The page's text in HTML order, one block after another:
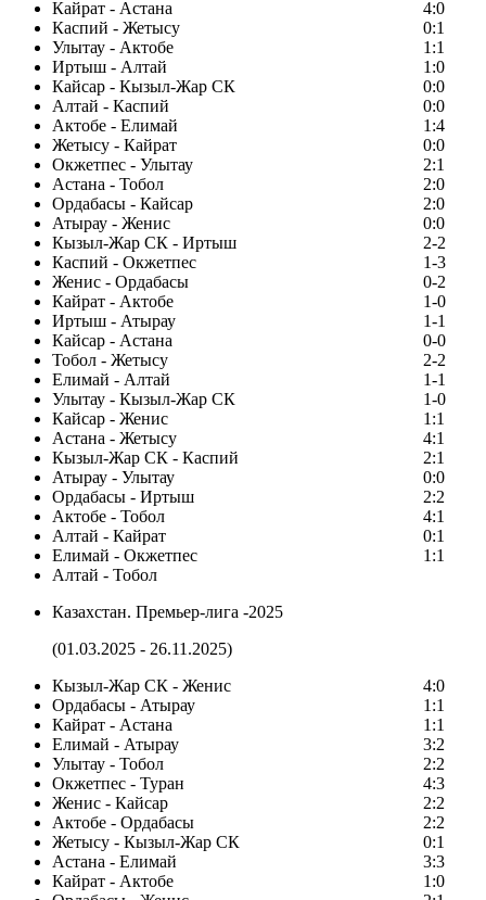
Кайрат - Астана
4:0
Каспий - Жетысу
0:1
Улытау - Актобе
1:1
Иртыш - Алтай
1:0
Кайсар - Кызыл-Жар СК
0:0
Алтай - Каспий
0:0
Актобе - Елимай
1:4
Жетысу - Кайрат
0:0
Окжетпес - Улытау
2:1
Астана - Тобол
2:0
Ордабасы - Кайсар
2:0
Атырау - Женис
0:0
Кызыл-Жар СК - Иртыш
2-2
Каспий - Окжетпес
1-3
Женис - Ордабасы
0-2
Кайрат - Актобе
1-0
Иртыш - Атырау
1-1
Кайсар - Астана
0-0
Тобол - Жетысу
2-2
Елимай - Алтай
1-1
Улытау - Кызыл-Жар СК
1-0
Кайсар - Женис
1:1
Астана - Жетысу
4:1
Кызыл-Жар СК - Каспий
2:1
Атырау - Улытау
0:0
Ордабасы - Иртыш
2:2
Актобе - Тобол
4:1
Алтай - Кайрат
0:1
Елимай - Окжетпес
1:1
Алтай - Тобол
Казахстан. Премьер-лига -2025
(01.03.2025 - 26.11.2025)
Кызыл-Жар СК - Женис
4:0
Ордабасы - Атырау
1:1
Кайрат - Астана
1:1
Елимай - Атырау
3:2
Улытау - Тобол
2:2
Окжетпес - Туран
4:3
Женис - Кайсар
2:2
Актобе - Ордабасы
2:2
Жетысу - Кызыл-Жар СК
0:1
Астана - Елимай
3:3
Кайрат - Актобе
1:0